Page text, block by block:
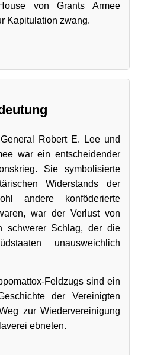
von Grants Armee
Kapitulation zwang.
Robert E. Lee und
war ein entscheidender
Sie symbolisierte
Widerstands der
andere konföderierte
war der Verlust von
schwerer Schlag, der die
unausweichlich
Feldzugs sind ein
der Vereinigten
zur Wiedervereinigung
ebneten.